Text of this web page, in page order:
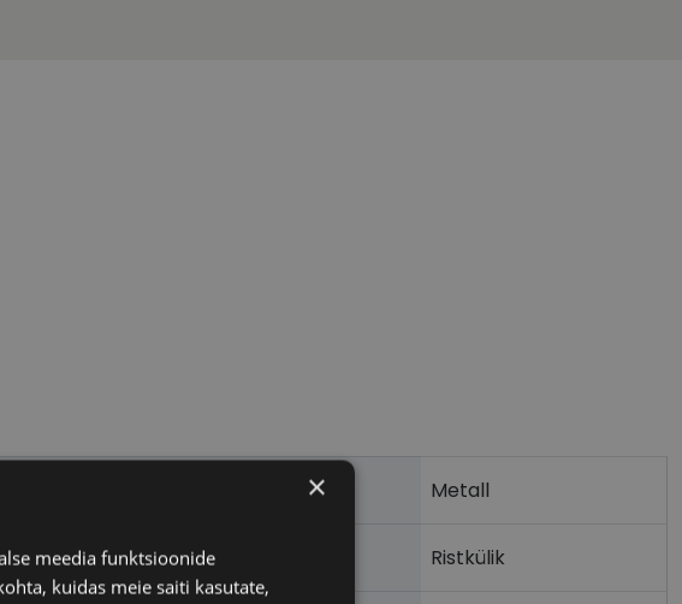
Metall
kuju Ristkülik
×
meedia funktsioonide
kuidas meie saiti kasutate,